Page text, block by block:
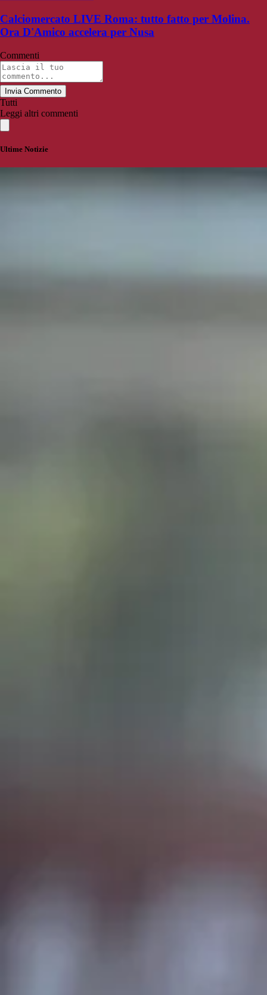
Calciomercato LIVE Roma: tutto fatto per Molina.
Ora D'Amico accelera per Nusa
Commenti
Invia Commento
Tutti
Leggi altri commenti
Ultime Notizie